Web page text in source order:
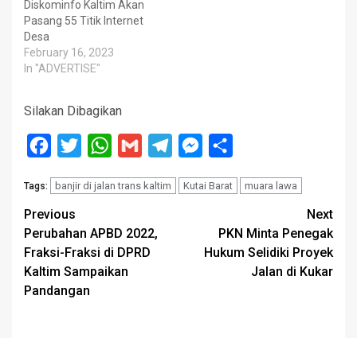
Diskominfo Kaltim Akan
Pasang 55 Titik Internet
Desa
February 16, 2023
In "ADVERTISE"
Silakan Dibagikan
Facebook
Twitter WhatsApp
Gmail TelegramMessenger
Tags: banjir di jalan trans kaltim Kutai Barat muara lawa
Post
navigation
Previous
Perubahan APBD 2022,
Fraksi-Fraksi di DPRD
Kaltim Sampaikan
Pandangan
Next
PKN Minta Penegak
Hukum Selidiki Proyek
Jalan di Kukar